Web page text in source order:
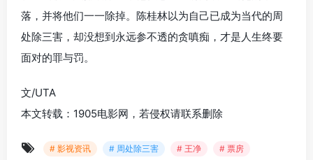
落，并将他们一一除掉。陈桂林以为自己已成为当代的周
处除三害，却没想到永远参不透的贪嗔痴，才是人生终要
面对的罪与罚。
文/UTA
本文转载：1905电影网，若侵权请联系删除
# 影视资讯 # 周处除三害 # 王净
# 票房